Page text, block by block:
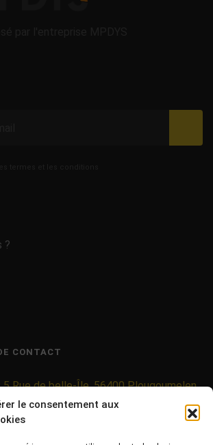
le consentement aux
?
CONTACT
5 Rue de belle-Île, 56400 Plougoumelen
adhesives-rouleaux.com